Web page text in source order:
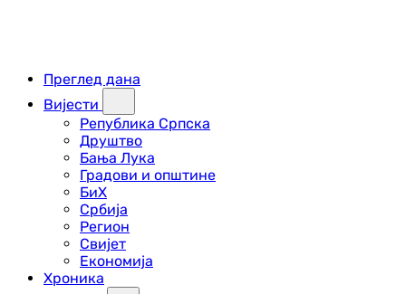
Преглед дана
Вијести
Република Српска
Друштво
Бања Лука
Градови и општине
БиХ
Србија
Регион
Свијет
Економија
Хроника